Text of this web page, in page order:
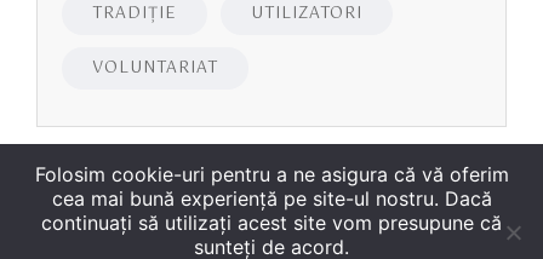
TRADIȚIE UTILIZATORI
VOLUNTARIAT
Folosim cookie-uri pentru a ne asigura că vă oferim
cea mai bună experiență pe site-ul nostru. Dacă
continuați să utilizați acest site vom presupune că
sunteți de acord.